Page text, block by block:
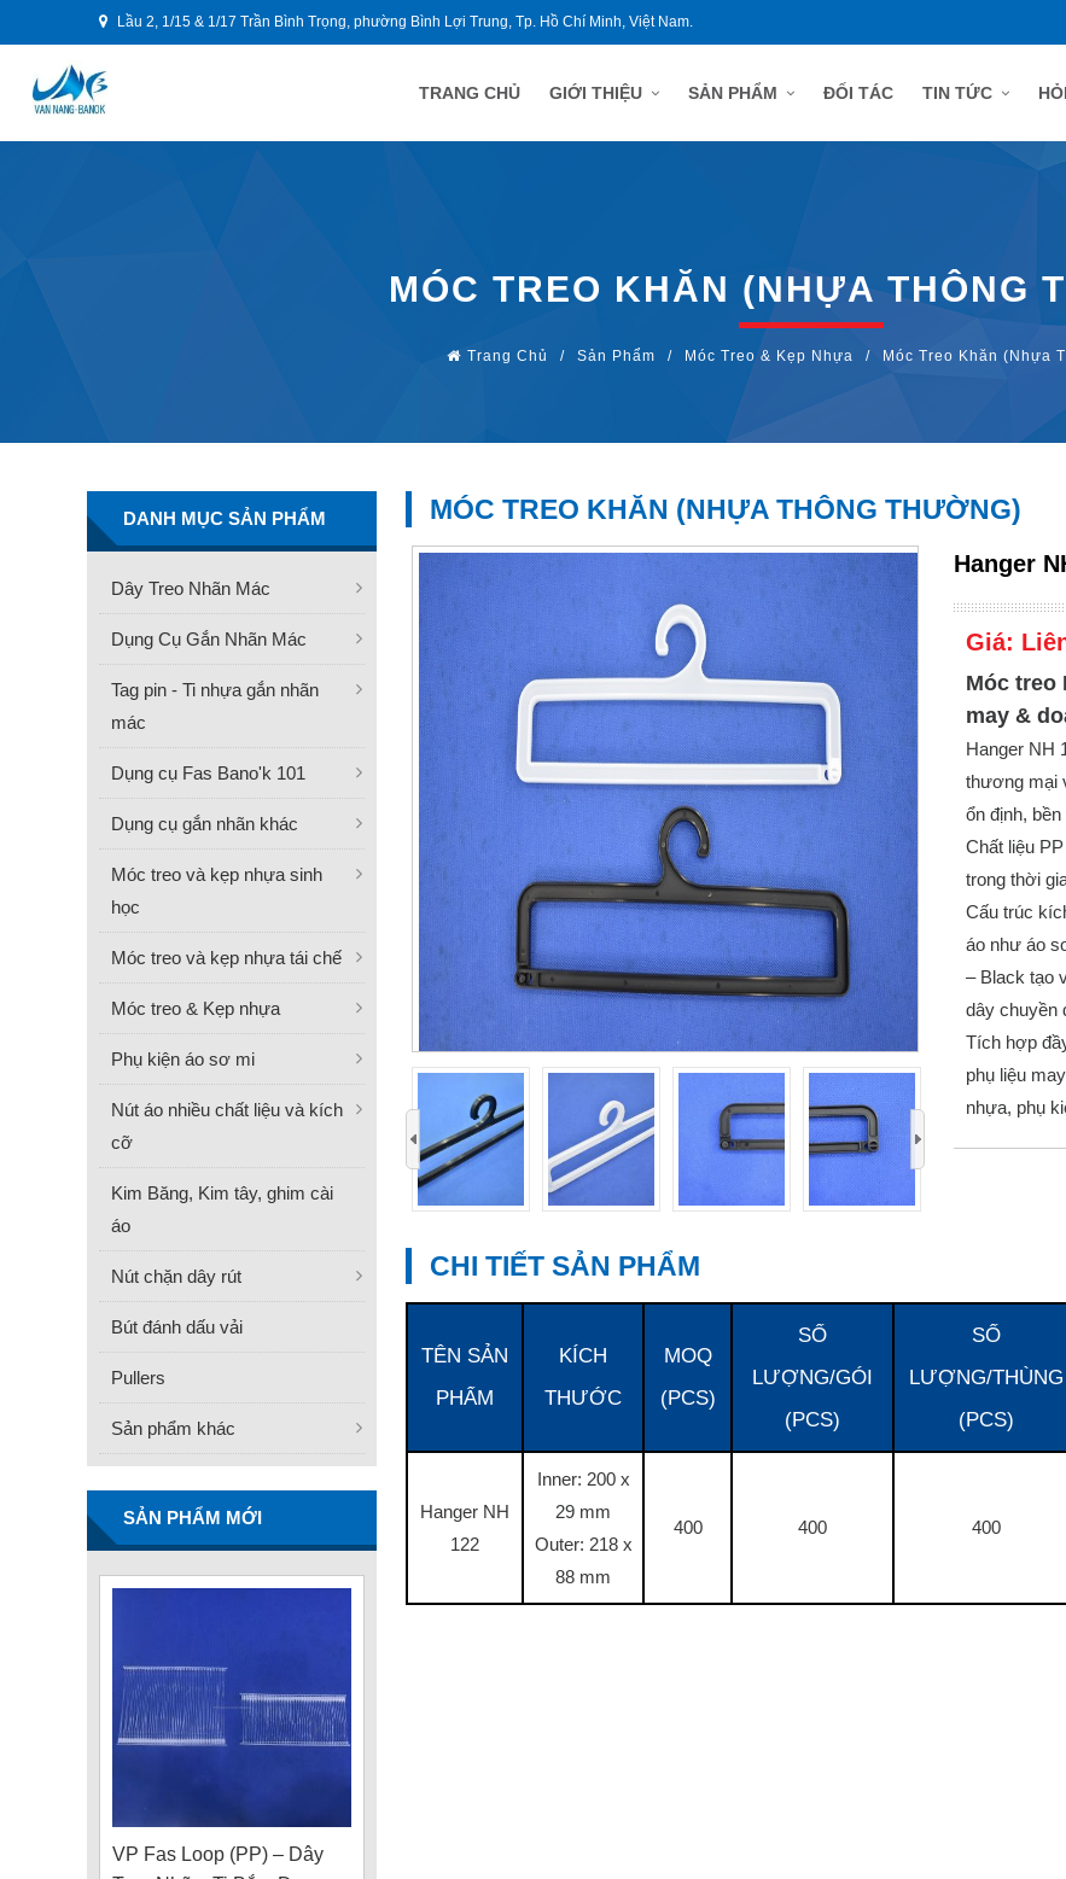
Lầu 2, 1/15 & 1/17 Trần Bình Trọng, phường Bình Lợi Trung, Tp. Hồ Chí Minh, Việt Nam.
TRANG CHỦ GIỚI THIỆU SẢN PHẨM ĐỐI TÁC TIN TỨC
MÓC TREO KHĂN (NHỰA THÔNG
Trang Chủ / Sản Phẩm / Móc Treo & Kẹp Nhựa / Móc Treo Khăn (nhựa
MÓC TREO KHĂN (NHỰA THÔNG THƯỜNG)
Hanger
Giá:
Móc treo
may &
Hanger NH
thương mại
ổn định,
Chất liệu
trong thời
Cấu trúc
áo như áo
– Black tạo
dây chuyền
Tích hợp
phụ liệu
nhựa, phụ
CHI TIẾT SẢN PHẨM
TÊN SẢN
PHẨM
KÍCH
THƯỚC
MOQ
(PCS)
SỐ
LƯỢNG/GÓI
(PCS)
SỐ
LƯỢNG/THÙNG
(PCS)
Hanger NH
122
Inner: 200 x
29 mm
Outer: 218 x
88 mm
400 400 400
DANH MỤC SẢN PHẨM
Dây Treo Nhãn Mác
Dụng Cụ Gắn Nhãn Mác
Tag pin - Ti nhựa gắn nhãn
mác
Dụng cụ Fas Bano'k 101
Dụng cụ gắn nhãn khác
Móc treo và kẹp nhựa sinh
học
Móc treo và kẹp nhựa tái chế
Móc treo & Kẹp nhựa
Phụ kiện áo sơ mi
Nút áo nhiều chất liệu và kích
cỡ
Kim Băng, Kim tây, ghim cài
áo
Nút chặn dây rút
Bút đánh dấu vải
Pullers
Sản phẩm khác
SẢN PHẨM MỚI
FN -25 Needle – Kim Gắn
Nhãn Thép Không Gỉ
34.3mm
Treo Nhãn, Ti Bắn, Đạn